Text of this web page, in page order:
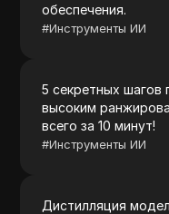
обеспечения.
#Инструменты ИИ
5 секретных шагов
высоким
всего за 10 минут!
#Инструменты ИИ
Дистилляция